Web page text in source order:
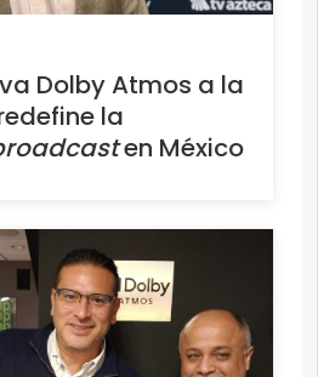
Dolby Atmos a la
la
en México